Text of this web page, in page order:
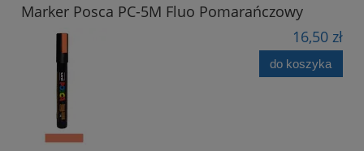
Marker Posca PC-5M Fluo Pomarańczowy
16,50 zł
do koszyka